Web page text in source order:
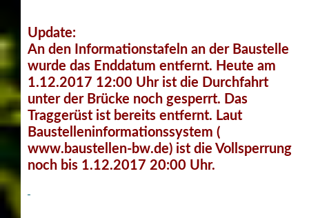
Update:
An den Informationstafeln an der Baustelle
wurde das Enddatum entfernt. Heute am
1.12.2017 12:00 Uhr ist die Durchfahrt
unter der Brücke noch gesperrt. Das
Traggerüst ist bereits entfernt. Laut
Baustelleninformationssystem (
www.baustellen-bw.de) ist die Vollsperrung
noch bis 1.12.2017 20:00 Uhr.